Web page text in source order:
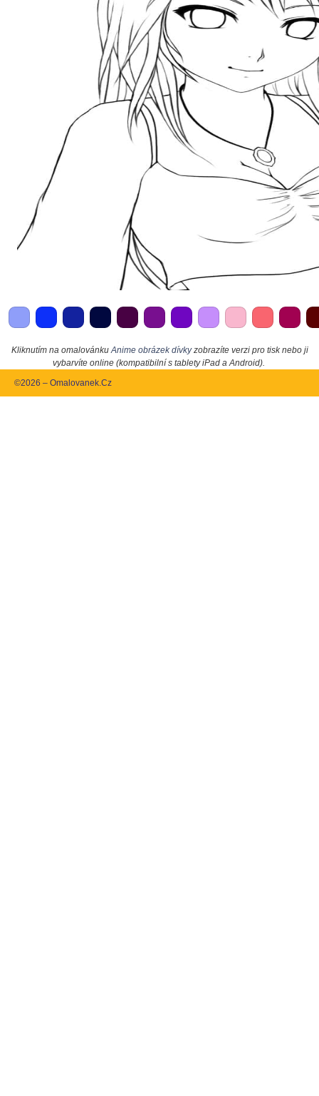
Kliknutím na omalovánku Anime obrázek dívkyzobrazíte verzi pro tisk nebo ji
vybarvíte online (kompatibilní s tablety iPad a Android).
©2026 – Omalovanek.Cz